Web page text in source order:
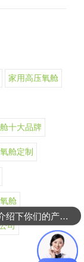
家用高压氧舱
十大品牌
舱定制
舱
司
可以介绍下你们的产品么